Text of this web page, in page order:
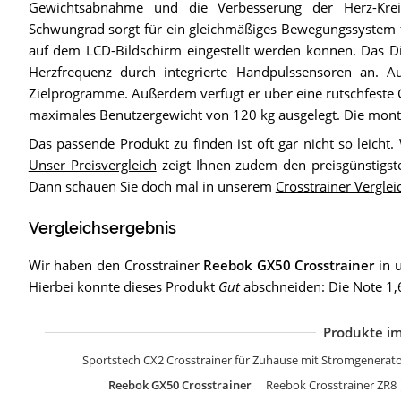
Gewichtsabnahme und die Verbesserung der Herz-
Schwungrad sorgt für ein gleichmäßiges
auf dem LCD-Bildschirm eingestellt werden können. Das
Herzfrequenz durch integrierte Handpulssensoren an.
Zielprogramme. Außerdem verfügt er über eine
maximales Benutzergewicht von 120 kg ausgelegt. Die
Das passende Produkt zu finden ist oft gar nicht so
Unser Preisvergleich zeigt Ihnen zudem den
Dann schauen Sie doch mal in unserem Crosstrainer
Vergleichsergebnis
Wir haben den Crosstrainer Reebok GX50 Crosstrainerin
Hierbei konnte dieses Produkt Gutabschneiden: Die Note
Produkte
Sportstech CX2 Crosstrainer für Zuhause mit
Reebok GX50 Crosstrainer Reebok Crosstrainer ZR8